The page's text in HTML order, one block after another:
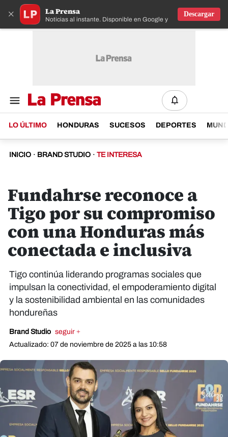
× La Prensa
Noticias al instante. Disponible en Google y IOS
Descargar
LO ÚLTIMO HONDURAS SUCESOS DEPORTES
INICIO · BRAND STUDIO · TE INTERESA
Fundahrse reconoce a
Tigo por su compromiso
con una Honduras más
conectada e inclusiva
Tigo continúa liderando programas sociales que
impulsan la conectividad, el empoderamiento digital
y la sostenibilidad ambiental en las comunidades
hondureñas
Brand Studio seguir +
Actualizado: 07 de noviembre de 2025 a las 10:58